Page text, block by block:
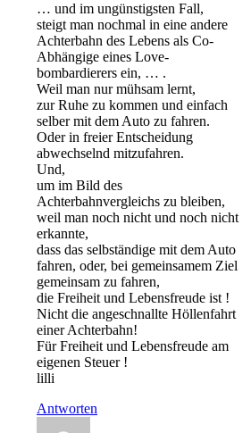
… und im ungünstigsten Fall,
steigt man nochmal in eine andere
Achterbahn des Lebens als Co-
Abhängige eines Love-
bombardierers ein, … .
Weil man nur mühsam lernt,
zur Ruhe zu kommen und einfach
selber mit dem Auto zu fahren.
Oder in freier Entscheidung
abwechselnd mitzufahren.
Und,
um im Bild des
Achterbahnvergleichs zu bleiben,
weil man noch nicht und noch nicht
erkannte,
dass das selbständige mit dem Auto
fahren, oder, bei gemeinsamem Ziel
gemeinsam zu fahren,
die Freiheit und Lebensfreude ist !
Nicht die angeschnallte Höllenfahrt
einer Achterbahn!
Für Freiheit und Lebensfreude am
eigenen Steuer !
lilli
Antworten